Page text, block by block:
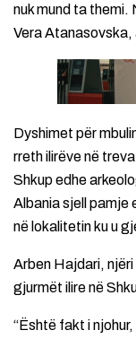
nuk mund ta
Vera Atanasovska,
Dyshimet për
rreth ilirëve në
Shkup edhe
Albania sjell pamje
në lokalitetin ku u
Arben Hajdari,
gjurmët ilire në
“Është fakt i